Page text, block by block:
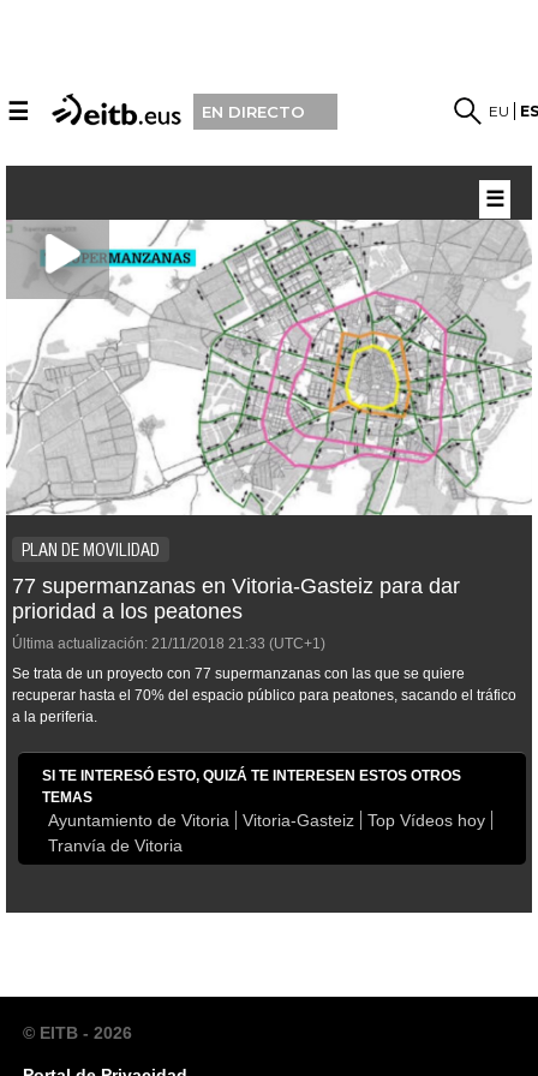
☰ EN DIRECTO EU
PLAN DE MOVILIDAD
77 supermanzanas en Vitoria-Gasteiz para dar
prioridad a los peatones
Última actualización: 21/11/2018 21:33 (UTC+1)
Se trata de un proyecto con 77 supermanzanas con las que se quiere
recuperar hasta el 70% del espacio público para peatones, sacando el tráfico
a la periferia.
SI TE INTERESÓ ESTO, QUIZÁ TE INTERESEN ESTOS OTROS
TEMAS
Ayuntamiento de Vitoria Vitoria-Gasteiz
Top Vídeos hoy
Tranvía de Vitoria
☰
© EITB - 2026